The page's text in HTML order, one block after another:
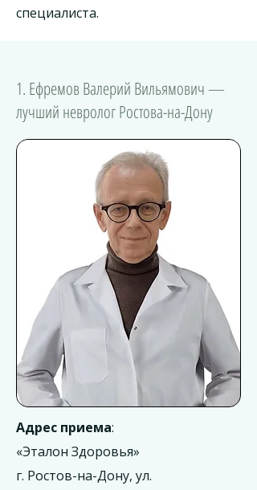
специалиста.
1. Ефремов Валерий Вильямович —
лучший невролог Ростова-на-Дону
Адрес приема:
«Эталон Здоровья»
г. Ростов-на-Дону, ул.